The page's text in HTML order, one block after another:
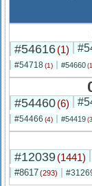
#54616(1)
#54718 (1) #54660
#54460(6)
#54466 (4) #54419
#12039(1441)
#8617(293)